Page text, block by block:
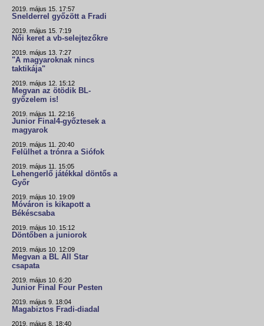
2019. május 15. 17:57
Snelderrel győzött a Fradi
2019. május 15. 7:19
Női keret a vb-selejtezőkre
2019. május 13. 7:27
"A magyaroknak nincs
taktikája"
2019. május 12. 15:12
Megvan az ötödik BL-
győzelem is!
2019. május 11. 22:16
Junior Final4-győztesek a
magyarok
2019. május 11. 20:40
Felülhet a trónra a Siófok
2019. május 11. 15:05
Lehengerlő játékkal döntős a
Győr
2019. május 10. 19:09
Móváron is kikapott a
Békéscsaba
2019. május 10. 15:12
Döntőben a juniorok
2019. május 10. 12:09
Megvan a BL All Star
csapata
2019. május 10. 6:20
Junior Final Four Pesten
2019. május 9. 18:04
Magabiztos Fradi-diadal
2019. május 8. 18:40